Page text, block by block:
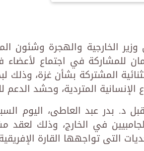
الخارجية والهجرة وشئون
2025، إلى عمان للمشاركة في اجتماع
المشتركة بشأن غزة،
المتردية، وحشد الدعم
في الخارج، وذلك
التى تواجهها القارة